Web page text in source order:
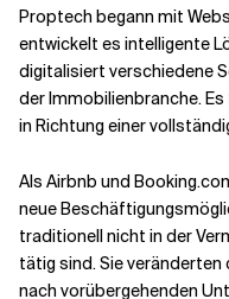
Proptech begann mit
entwickelt es intelligente
digitalisiert verschiedene
der Immobilienbranche.
in Richtung einer
Als Airbnb und
neue
traditionell nicht in der
tätig sind. Sie veränderten
nach vorübergehenden